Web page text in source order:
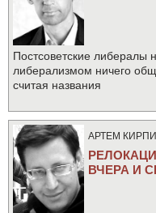
Постсоветские либералы
либерализмом ничего
считая названия
АРТЕМ
ВЧЕРА И